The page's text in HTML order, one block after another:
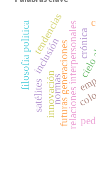
relaciones interpersonales
futuras generaciones
inclusión
filosofía política crónica
normas
tendencias
innovación
satélites